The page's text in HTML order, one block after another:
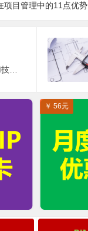
项目管理中的11点优势
BIM团队里有哪些岗位？不同BIM技术人员的岗位职责是什么？
￥ 56元